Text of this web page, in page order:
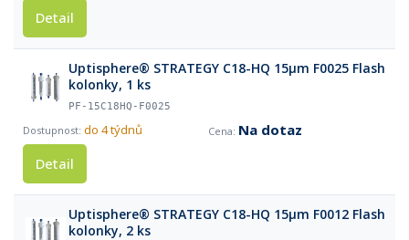
Detail
Uptisphere® STRATEGY C18-HQ 15µm F0025 Flash
kolonky, 1 ks
PF-15C18HQ-F0025
do 4 týdnů
Na dotaz
Detail
Uptisphere® STRATEGY C18-HQ 15µm F0012 Flash
kolonky, 2 ks